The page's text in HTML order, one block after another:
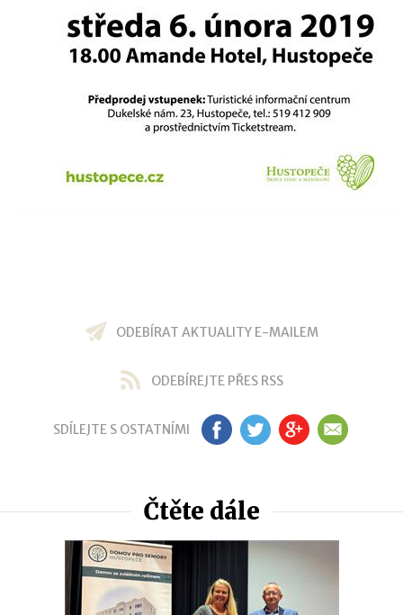
ODEBÍRAT AKTUALITY E-MAILEM
ODEBÍREJTE PŘES RSS
SDÍLEJTE S OSTATNÍMI FB TW GP EM
Čtěte dále